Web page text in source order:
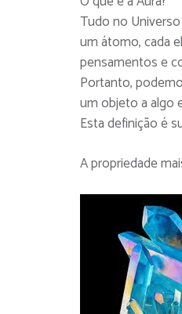
Tudo no
um átomo, cada
pensamentos e
Portanto,
um objeto a algo
Esta definição é
A propriedade